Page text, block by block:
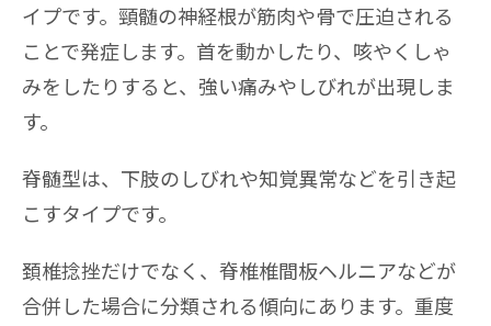
イプです。頸髄の神経根が筋肉や骨で圧迫される
ことで発症します。首を動かしたり、咳やくしゃ
みをしたりすると、強い痛みやしびれが出現しま
す。
脊髄型は、下肢のしびれや知覚異常などを引き起
こすタイプです。
頚椎捻挫だけでなく、脊椎椎間板ヘルニアなどが
合併した場合に分類される傾向にあります。重度